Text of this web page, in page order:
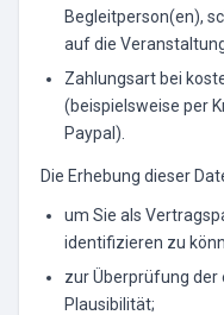
Begleitperson(en),
auf die
Zahlungsart bei
(beispielsweise per
Paypal).
Die Erhebung dieser
um Sie als
identifizieren zu
zur Überprüfung
Plausibilität;